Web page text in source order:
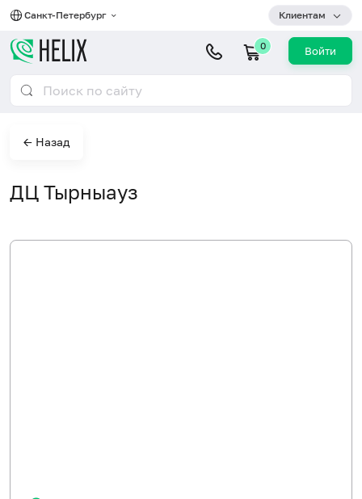
Санкт-Петербург Клиентам
0 Войти
← Назад
ДЦ Тырныауз